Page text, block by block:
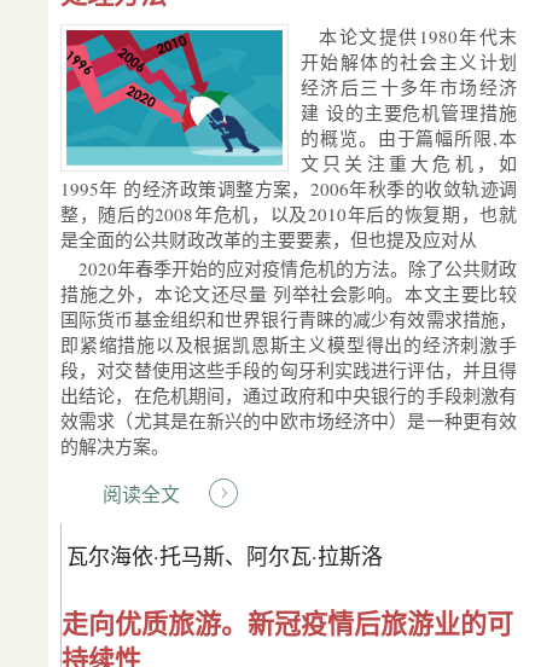
本论文提供1980年代末
开始解体的社会主义计划
经济后三十多年市场经济
建 设的主要危机管理措施
的概览。由于篇幅所限,本
文只关注重大危机，如
1995年 的经济政策调整方案，2006年秋季的收敛轨迹调
整，随后的2008年危机，以及2010年后的恢复期，也就
是全面的公共财政改革的主要要素，但也提及应对从
2020年春季开始的应对疫情危机的方法。除了公共财政
措施之外，本论文还尽量 列举社会影响。本文主要比较
国际货币基金组织和世界银行青睐的减少有效需求措施，
即紧缩措施以及根据凯恩斯主义模型得出的经济刺激手
段，对交替使用这些手段的匈牙利实践进行评估，并且得
出结论，在危机期间，通过政府和中央银行的手段刺激有
效需求（尤其是在新兴的中欧市场经济中）是一种更有效
的解决方案。
阅读全文
瓦尔海依·托马斯、阿尔瓦·拉斯洛
走向优质旅游。新冠疫情后旅游业的可